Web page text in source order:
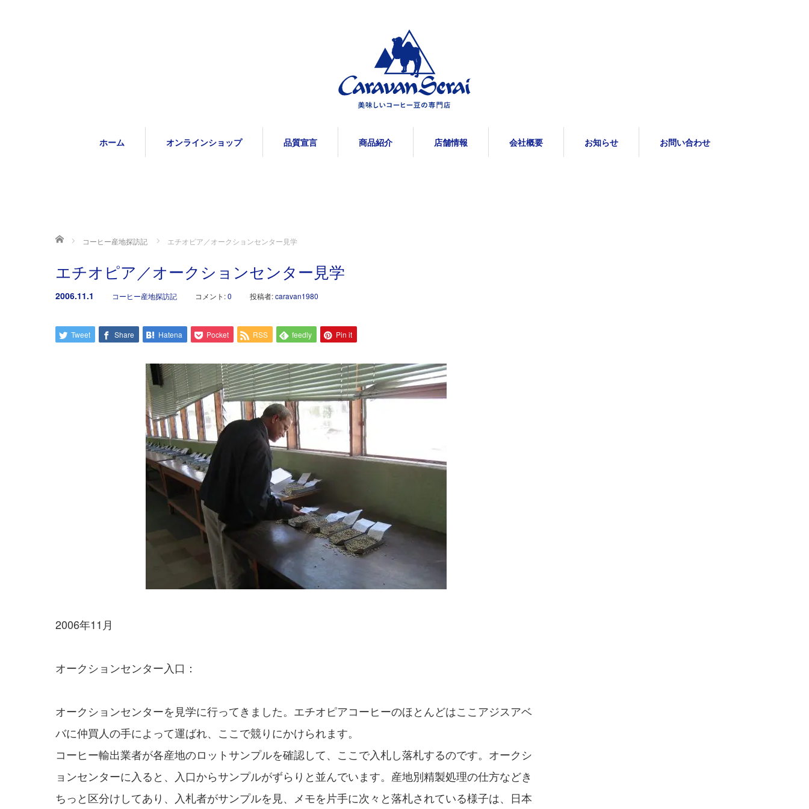
ホーム オンラインショップ 品質宣言 商品紹介 店舗情報 会社概要 お知らせ お問い合わせ
ホーム コーヒー産地探訪記 エチオピア／オークションセンター見学
エチオピア／オークションセンター見学
2006.11.1 コーヒー産地探訪記 コメント:0 投稿者:caravan1980
Tweet Share Hatena Pocket RSS feedly Pin it
2006年11月
オークションセンター入口：
オークションセンターを見学に行ってきました。エチオピアコーヒーのほとんどはここアジスアベ
バに仲買人の手によって運ばれ、ここで競りにかけられます。
コーヒー輸出業者が各産地のロットサンプルを確認して、ここで入札し落札するのです。オークシ
ョンセンターに入ると、入口からサンプルがずらりと並んでいます。産地別精製処理の仕方などき
ちっと区分けしてあり、入札者がサンプルを見、メモを片手に次々と落札されている様子は、日本